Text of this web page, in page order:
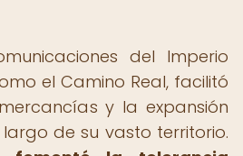
del Imperio
el Camino Real, facilitó
y la expansión
de su vasto territorio.